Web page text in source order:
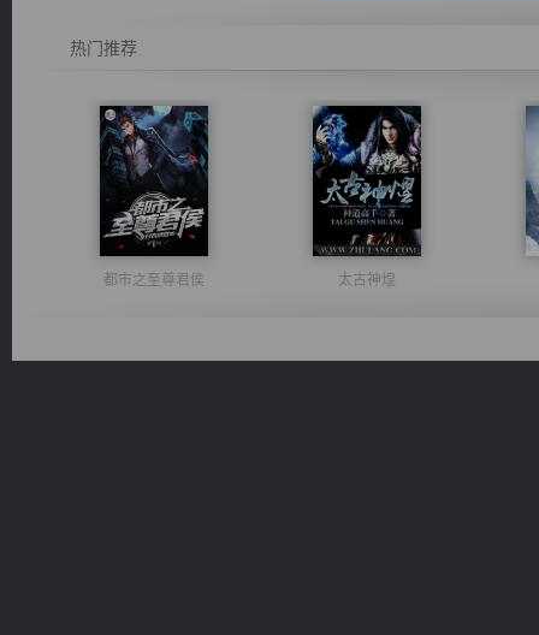
热门推荐
都市之至尊君侯 太古神煌